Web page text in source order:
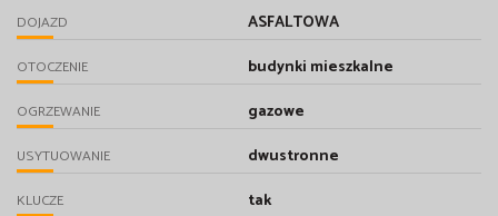
DOJAZD ASFALTOWA
OTOCZENIE budynki mieszkalne
OGRZEWANIE gazowe
USYTUOWANIE dwustronne
KLUCZE tak